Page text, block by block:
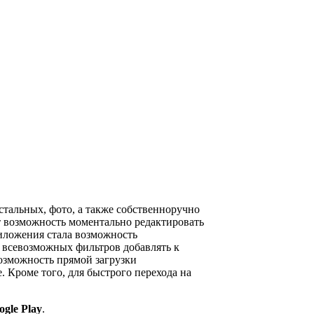
фото, а также собственноручно
моментально редактировать
стала возможность
фильтров добавлять к
прямой загрузки
того, для быстрого перехода на
Play.